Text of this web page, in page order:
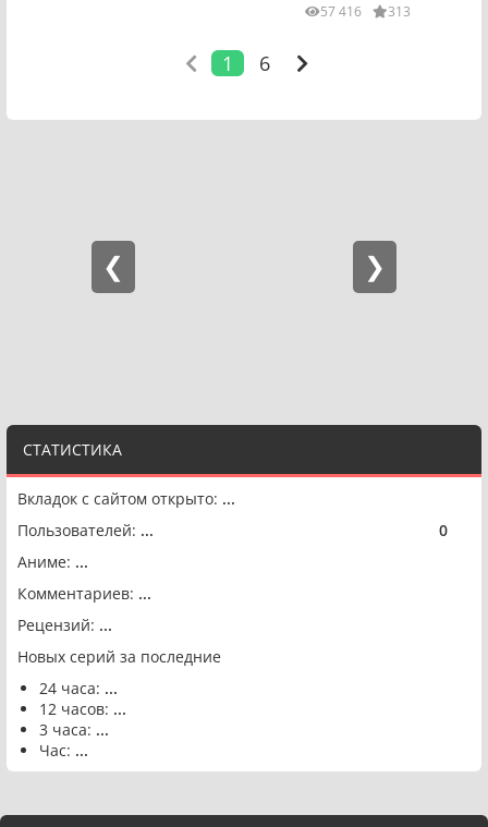
СТАТИСТИКА
Вкладок с сайтом открыто: ...
Пользователей: ... 0
Аниме: ...
Комментариев: ...
Рецензий: ...
Новых серий за последние
24 часа: ...
12 часов: ...
3 часа: ...
Час: ...
57 416 313
1 6